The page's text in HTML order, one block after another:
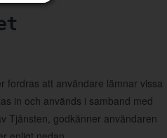
fordras att användare lämnar vissa
in och används i samband med
Tjänsten, godkänner användaren